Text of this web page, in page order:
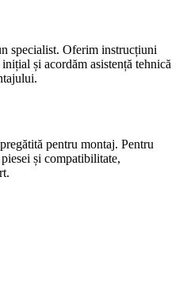
specialist. Oferim instrucțiuni
și acordăm asistență tehnică
pentru montaj. Pentru
și compatibilitate,